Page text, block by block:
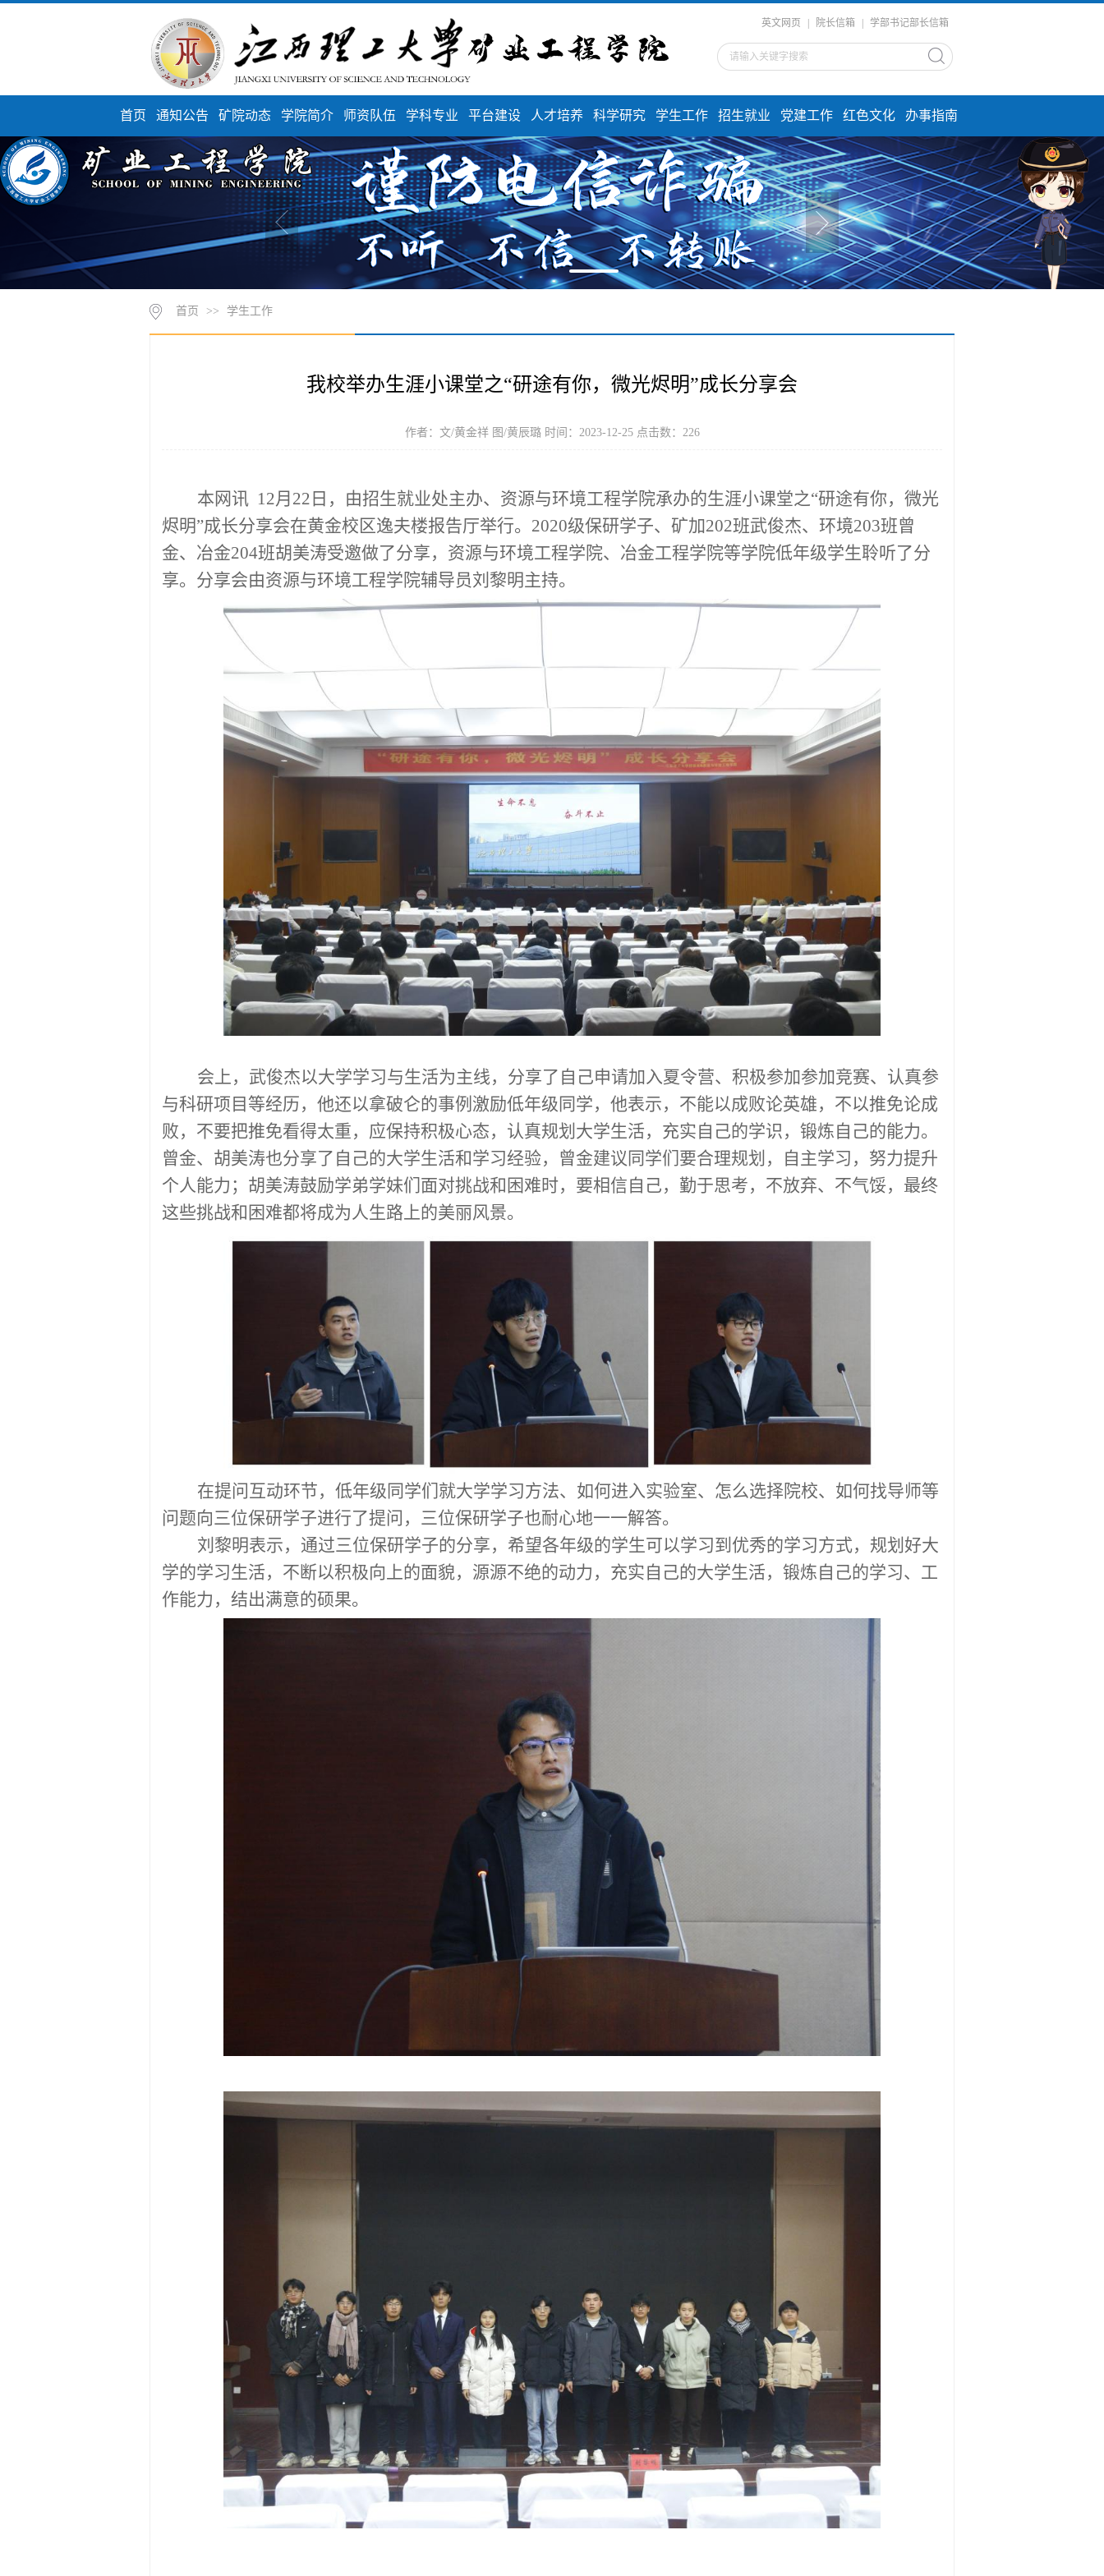
英文网页 院长信箱 学部书记部长信箱
首页 通知公告 矿院动态 学院简介 师资队伍 学科专业 平台建设 人才培养 科学研究 学生工作 招生就业 党建工作 红色文化 办事指南
首页 >> 学生工作
我校举办生涯小课堂之“研途有你，微光烬明”成长分享会
作者：文/黄金祥 图/黄辰璐 时间：2023-12-25 点击数： 226
本网讯 12月22日，由招生就业处主办、资源与环境工程学院承办的生涯小课堂之“研途有你，微光
烬明”成长分享会在黄金校区逸夫楼报告厅举行。2020级保研学子、矿加202班武俊杰、环境203班曾
金、冶金204班胡美涛受邀做了分享，资源与环境工程学院、冶金工程学院等学院低年级学生聆听了分
享。分享会由资源与环境工程学院辅导员刘黎明主持。
会上，武俊杰以大学学习与生活为主线，分享了自己申请加入夏令营、积极参加参加竞赛、认真参
与科研项目等经历，他还以拿破仑的事例激励低年级同学，他表示，不能以成败论英雄，不以推免论成
败，不要把推免看得太重，应保持积极心态，认真规划大学生活，充实自己的学识，锻炼自己的能力。
曾金、胡美涛也分享了自己的大学生活和学习经验，曾金建议同学们要合理规划，自主学习，努力提升
个人能力；胡美涛鼓励学弟学妹们面对挑战和困难时，要相信自己，勤于思考，不放弃、不气馁，最终
这些挑战和困难都将成为人生路上的美丽风景。
在提问互动环节，低年级同学们就大学学习方法、如何进入实验室、怎么选择院校、如何找导师等
问题向三位保研学子进行了提问，三位保研学子也耐心地一一解答。
刘黎明表示，通过三位保研学子的分享，希望各年级的学生可以学习到优秀的学习方式，规划好大
学的学习生活，不断以积极向上的面貌，源源不绝的动力，充实自己的大学生活，锻炼自己的学习、工
作能力，结出满意的硕果。